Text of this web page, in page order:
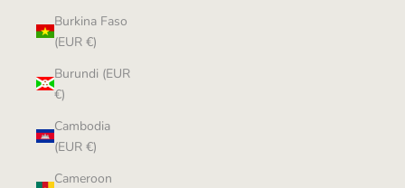
Burkina Faso
(EUR €)
Burundi (EUR
€)
Cambodia
(EUR €)
Cameroon